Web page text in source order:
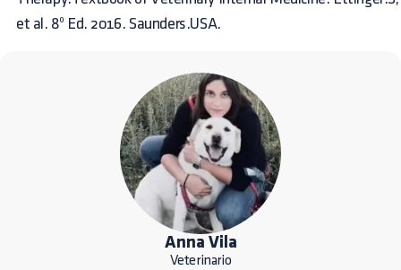
et al. 8º Ed. 2016. Saunders.USA.
Anna Vila
Veterinario